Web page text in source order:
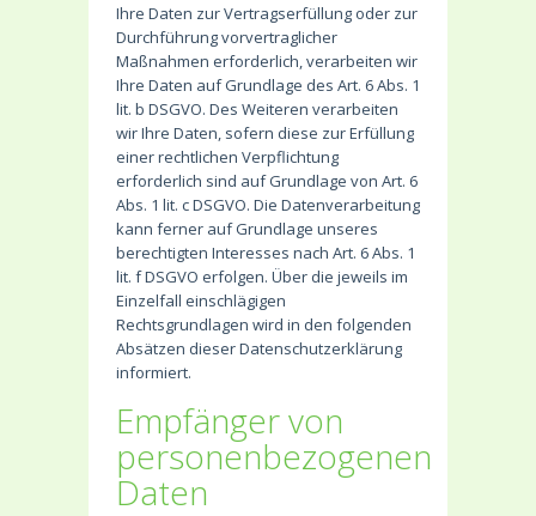
Ihre Daten zur Vertragserfüllung oder zur
Durchführung vorvertraglicher
Maßnahmen erforderlich, verarbeiten wir
Ihre Daten auf Grundlage des Art. 6 Abs. 1
lit. b DSGVO. Des Weiteren verarbeiten
wir Ihre Daten, sofern diese zur Erfüllung
einer rechtlichen Verpflichtung
erforderlich sind auf Grundlage von Art. 6
Abs. 1 lit. c DSGVO. Die Datenverarbeitung
kann ferner auf Grundlage unseres
berechtigten Interesses nach Art. 6 Abs. 1
lit. f DSGVO erfolgen. Über die jeweils im
Einzelfall einschlägigen
Rechtsgrundlagen wird in den folgenden
Absätzen dieser Datenschutzerklärung
informiert.
Empfänger von
personenbezogenen
Daten